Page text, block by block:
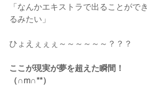
「なんかエキストラで出ることができ
るみたい」
ひょえぇぇぇ～～～～～～？？？
ここが現実が夢を超えた瞬間！
（∩m∩**）